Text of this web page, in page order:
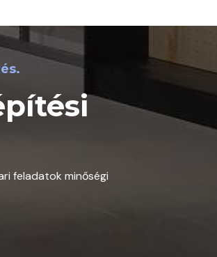
feladatok minőségi